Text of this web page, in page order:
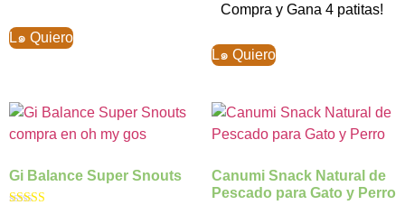
L๑ Quiero
Compra y Gana 4 patitas!
L๑ Quiero
Gi Balance Super Snouts
Canumi Snack Natural de
Pescado para Gato y Perro